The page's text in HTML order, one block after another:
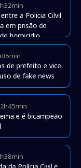
a Policia Cilvil
em prisão de
homicidio
de prefeito e vice
de fake news
e é bicampeão